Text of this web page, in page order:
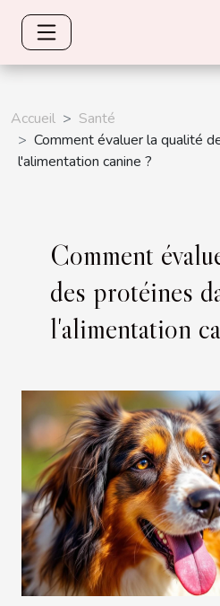
Accueil
Santé
Comment évaluer la qualité
l'alimentation canine ?
Comment
des protéines
l'alimentation